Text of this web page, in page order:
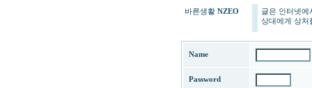
바른생활 NZEO
글은 인터넷에
상대에게 상처
Name
Password